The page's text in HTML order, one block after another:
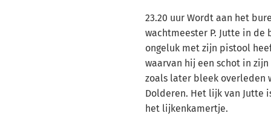
23.20 uur Wordt aan het
wachtmeester P. Jutte in de
ongeluk met zijn pistool
waarvan hij een schot in
zoals later bleek overleden
Dolderen. Het lijk van Jutte
het lijkenkamertje.